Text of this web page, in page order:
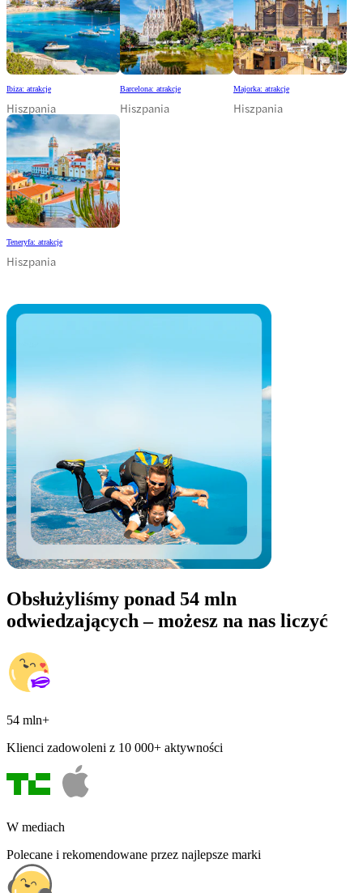
Ibiza: atrakcje
Hiszpania
Barcelona: atrakcje
Hiszpania
Majorka: atrakcje
Hiszpania
Teneryfa: atrakcje
Hiszpania
Obsłużyliśmy ponad 54 mln
odwiedzających – możesz na nas liczyć
54 mln+
Klienci zadowoleni z 10 000+ aktywności
W mediach
Polecane i rekomendowane przez najlepsze marki